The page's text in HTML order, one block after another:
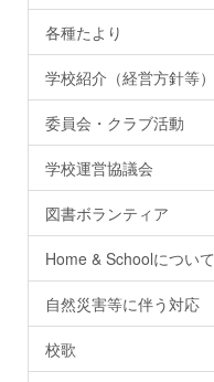
各種たより
学校紹介（経営方針等）
委員会・クラブ活動
学校運営協議会
図書ボランティア
Home & Schoolについて
自然災害等に伴う対応
校歌